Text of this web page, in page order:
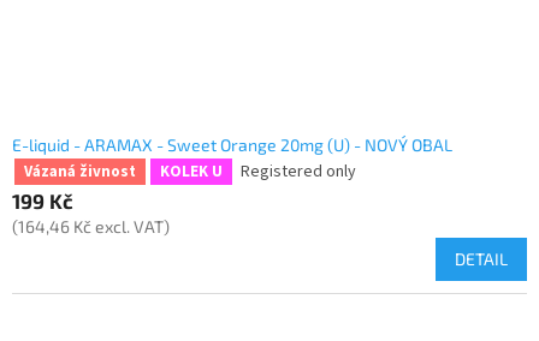
E-liquid - ARAMAX - Sweet Orange 20mg (U) - NOVÝ OBAL
Vázaná živnost KOLEK U
Registered only
199 Kč
(164,46 Kč excl. VAT)
DETAIL